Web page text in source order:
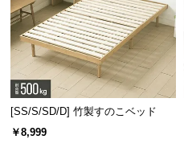
[SS/S/SD/D] 竹製すのこベッド
￥8,999